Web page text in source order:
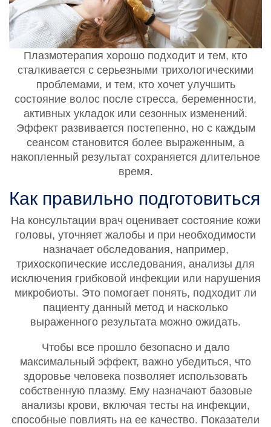
Плазмотерапия хорошо подходит и тем, кто
сталкивается с серьезными трихологическими
проблемами, и тем, кто хочет улучшить
состояние волос после стресса, беременности,
активных укладок или сезонных изменений.
Эффект развивается постепенно, но с каждым
сеансом становится более выраженным, а
накопленный результат сохраняется длительное
время.
Как правильно подготовиться
На консультации врач оценивает состояние кожи
головы, уточняет жалобы и при необходимости
назначает обследования, например,
трихоскопические исследования, анализы для
исключения грибковой инфекции или нарушения
микробиоты. Это помогает понять, подходит ли
пациенту данный метод и насколько
выраженного результата можно ожидать.
Чтобы все прошло безопасно и дало
максимальный эффект, важно убедиться, что
здоровье человека позволяет использовать
собственную плазму. Ему назначают базовые
анализы крови, включая тесты на инфекции,
способные повлиять на ее качество. Показатели